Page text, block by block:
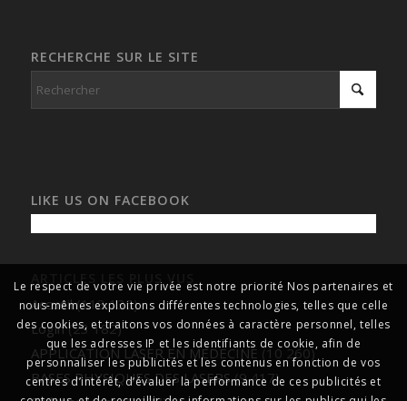
RECHERCHE SUR LE SITE
LIKE US ON FACEBOOK
ARTICLES LES PLUS VUS
Accueil (113 135)
Login (23 182)
APPLICATION LASER EN MEDECINE (10 260)
BASES PHYSIQUES DES LASERS (9 417)
Le respect de votre vie privée est notre priorité Nos partenaires et
nous-mêmes exploitons différentes technologies, telles que celle
des cookies, et traitons vos données à caractère personnel, telles
que les adresses IP et les identifiants de cookie, afin de
personnaliser les publicités et les contenus en fonction de vos
centres d’intérêt, d’évaluer la performance de ces publicités et